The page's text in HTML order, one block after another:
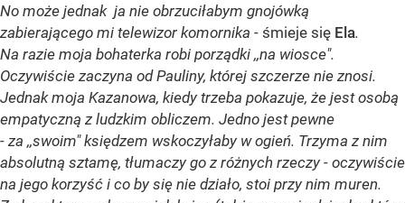
No może jednak ja nie obrzuciłabym gnojówką
zabierającego mi telewizor komornika - śmieje się Ela.
Na razie moja bohaterka robi porządki ,,na wiosce".
Oczywiście zaczyna od Pauliny, której szczerze nie znosi.
Jednak moja Kazanowa, kiedy trzeba pokazuje, że jest osobą
empatyczną z ludzkim obliczem. Jedno jest pewne
- za ,,swoim" księdzem wskoczyłaby w ogień. Trzyma z nim
absolutną sztamę, tłumaczy go z różnych rzeczy - oczywiście
na jego korzyść i co by się nie działo, stoi przy nim muren.